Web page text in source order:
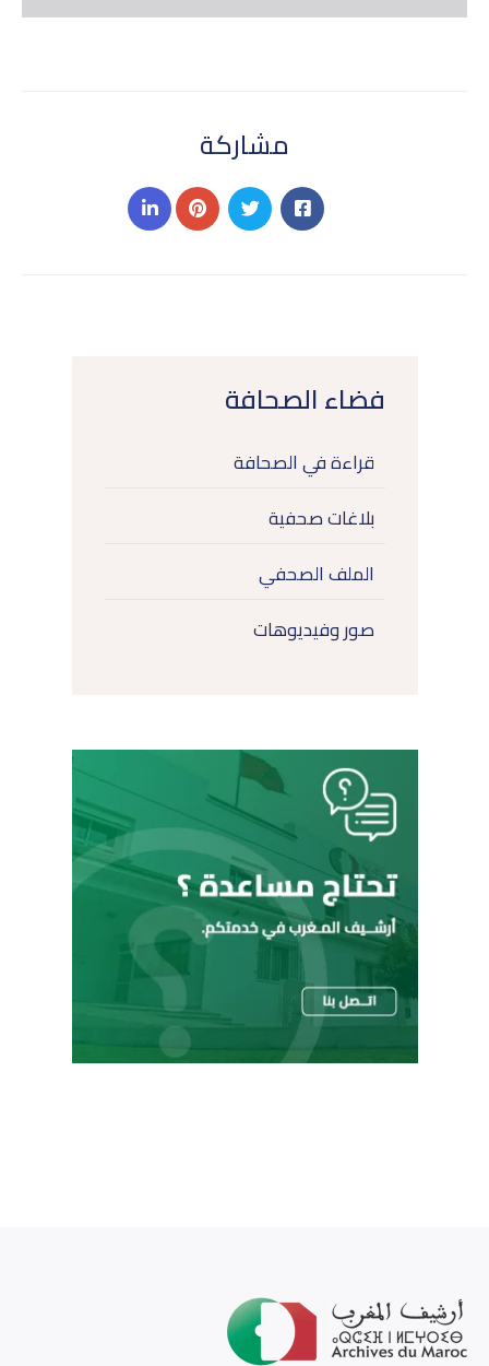
فضاء الصحافة
قراءة في الصحافة
بلاغات صحفية
الملف الصحفي
صور وفيديوهات
مشاركة